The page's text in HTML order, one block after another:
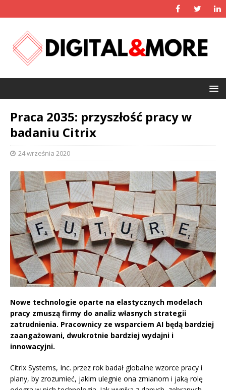
Praca 2035: przyszłość pracy w
badaniu Citrix
24 września 2020
Nowe technologie oparte na elastycznych modelach
pracy zmuszą firmy do analiz własnych strategii
zatrudnienia. Pracownicy ze wsparciem AI będą bardziej
zaangażowani, dwukrotnie bardziej wydajni i
innowacyjni.
Citrix Systems, Inc. przez rok badał globalne wzorce pracy i
plany, by zrozumieć, jakim ulegnie ona zmianom i jaką rolę